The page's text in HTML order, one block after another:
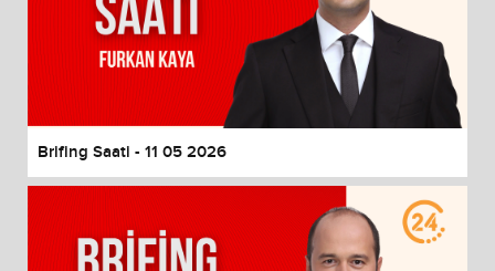
Brifing Saati - 11 05 2026